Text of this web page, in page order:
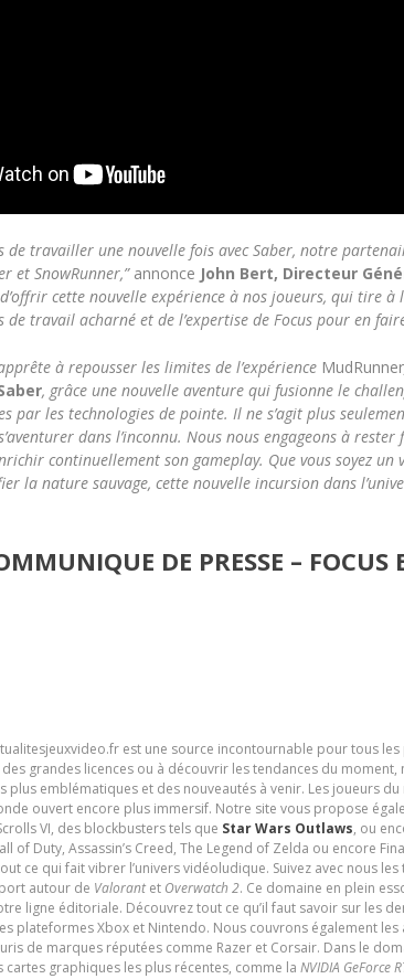
de travailler une nouvelle fois avec Saber, notre
et SnowRunner,” annonce John Bert, Directeur
cette nouvelle expérience à nos joueurs, qui tire à
de travail acharné et de l’expertise de Focus pour en
à repousser les limites de l’expérience MudRunner
, grâce une nouvelle aventure qui fusionne le
par les technologies de pointe. Il ne s’agit plus
dans l’inconnu. Nous nous engageons à
continuellement son gameplay. Que vous soyez
la nature sauvage, cette nouvelle incursion dans
DE PRESSE –
est une source incontournable pour tous les
des grandes licences ou à découvrir les tendances du
plus emblématiques et des nouveautés à venir. Les joueurs
ouvert encore plus immersif. Notre site vous propose
VI, des blockbusters tels que Star Wars Outlaws, ou
of Duty, Assassin’s Creed, The Legend of Zelda ou encore
ce qui fait vibrer l’univers vidéoludique. Suivez avec nous
autour de Valorantet Overwatch 2. Ce domaine en plein
ligne éditoriale. Découvrez tout ce qu’il faut savoir sur les
plateformes Xbox et Nintendo. Nous couvrons également
de marques réputées comme Razer et Corsair. Dans le
cartes graphiques les plus récentes, comme la NVIDIA GeForce